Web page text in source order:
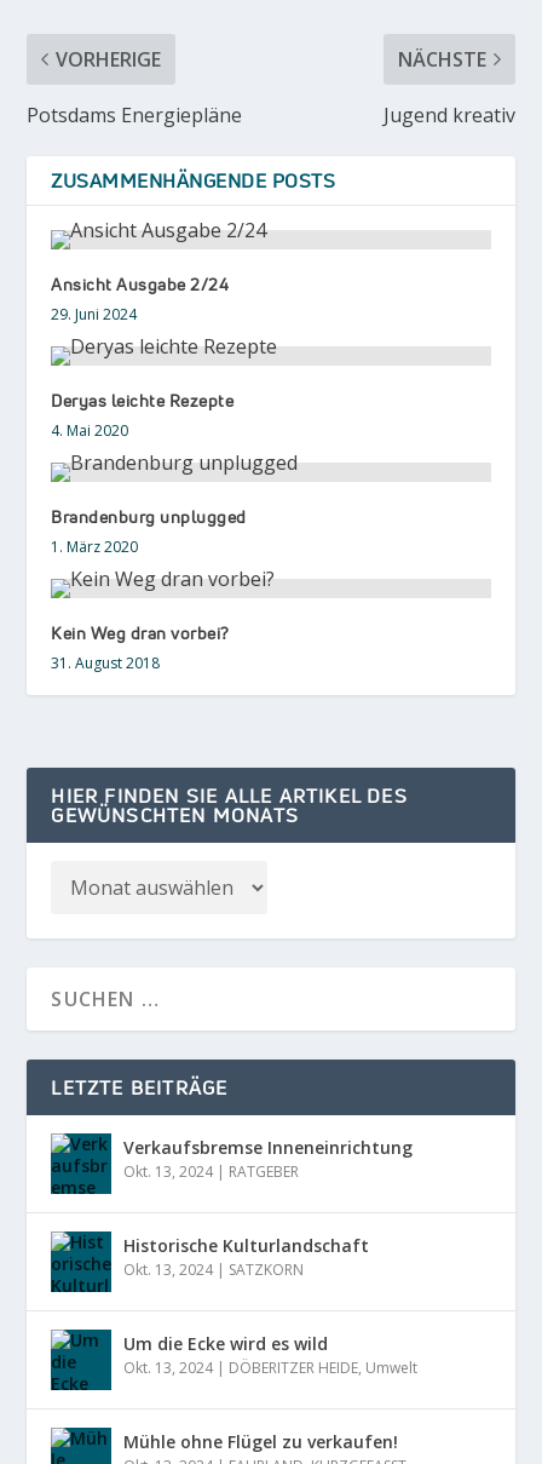
VORHERIGE
Potsdams Energiepläne
NÄCHSTE
Jugend kreativ
ZUSAMMENHÄNGENDE POSTS
Ansicht Ausgabe 2/24
29. Juni 2024
Deryas leichte Rezepte
4. Mai 2020
Brandenburg unplugged
1. März 2020
Kein Weg dran vorbei?
31. August 2018
HIER FINDEN SIE ALLE ARTIKEL DES
GEWÜNSCHTEN MONATS
LETZTE BEITRÄGE
Verkaufsbremse Inneneinrichtung
Okt. 13, 2024| RATGEBER
Historische Kulturlandschaft
Okt. 13, 2024| SATZKORN
Um die Ecke wird es wild
Okt. 13, 2024| DÖBERITZER HEIDE, Umwelt
Mühle ohne Flügel zu verkaufen!